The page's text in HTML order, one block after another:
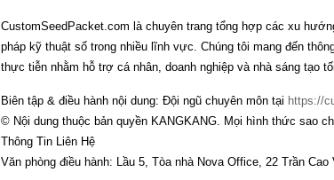
CustomSeedPacket.com là chuyên trang tổng hợp các xu
pháp kỹ thuật số trong nhiều lĩnh vực. Chúng tôi mang đến
thực tiễn nhằm hỗ trợ cá nhân, doanh nghiệp và nhà sáng tạo
Biên tập & điều hành nội dung: Đội ngũ chuyên môn tại https://
© Nội dung thuộc bản quyền KANGKANG. Mọi hình thức sao
Thông Tin Liên Hệ
Văn phòng điều hành: Lầu 5, Tòa nhà Nova Office, 22 Trần